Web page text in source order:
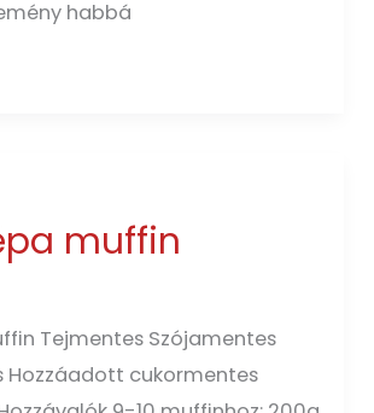
habbá
muffin
Tejmentes Szójamentes
Hozzáadott cukormentes